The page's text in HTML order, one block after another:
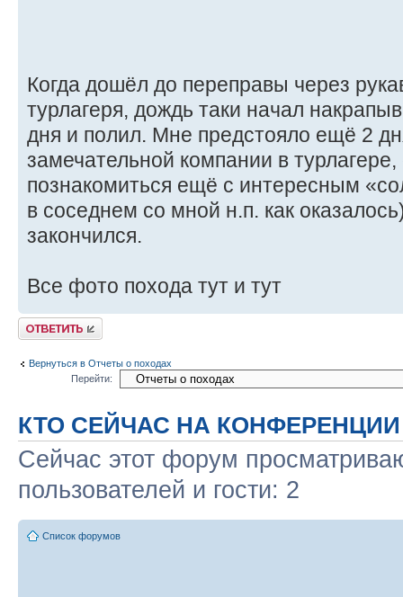
Когда дошёл до переправы через
турлагеря, дождь таки начал
дня и полил. Мне предстояло ещё 2
замечательной компании в
познакомиться ещё с интересным
в соседнем со мной н.п. как
закончился.
Все фото похода тут и тут
Ответить
Вернуться в Отчеты о походах
Перейти:
КТО СЕЙЧАС НА КОНФЕРЕНЦИИ
Сейчас этот форум
пользователей и гости: 2
Список форумов